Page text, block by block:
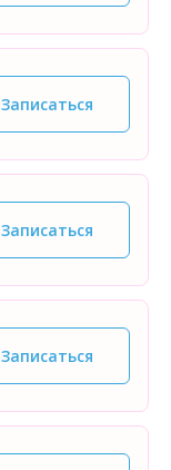
Записаться
Записаться
Записаться